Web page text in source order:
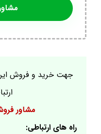
جهت خرید و فروش
مشاور
راه های ارتباطی: